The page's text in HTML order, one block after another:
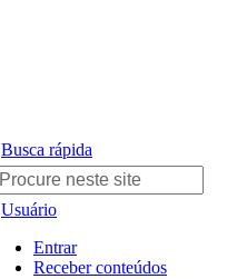
Busca rápida
Usuário
Entrar
Receber conteúdos